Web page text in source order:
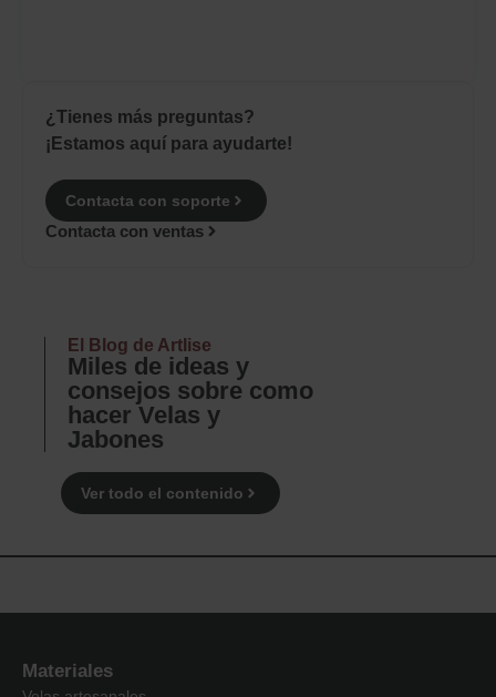
¿Tienes más preguntas?
¡Estamos aquí para ayudarte!
Contacta con soporte
Contacta con ventas
El Blog de Artlise
Miles de ideas y
consejos sobre como
hacer Velas y
Jabones
Ver todo el contenido
Materiales